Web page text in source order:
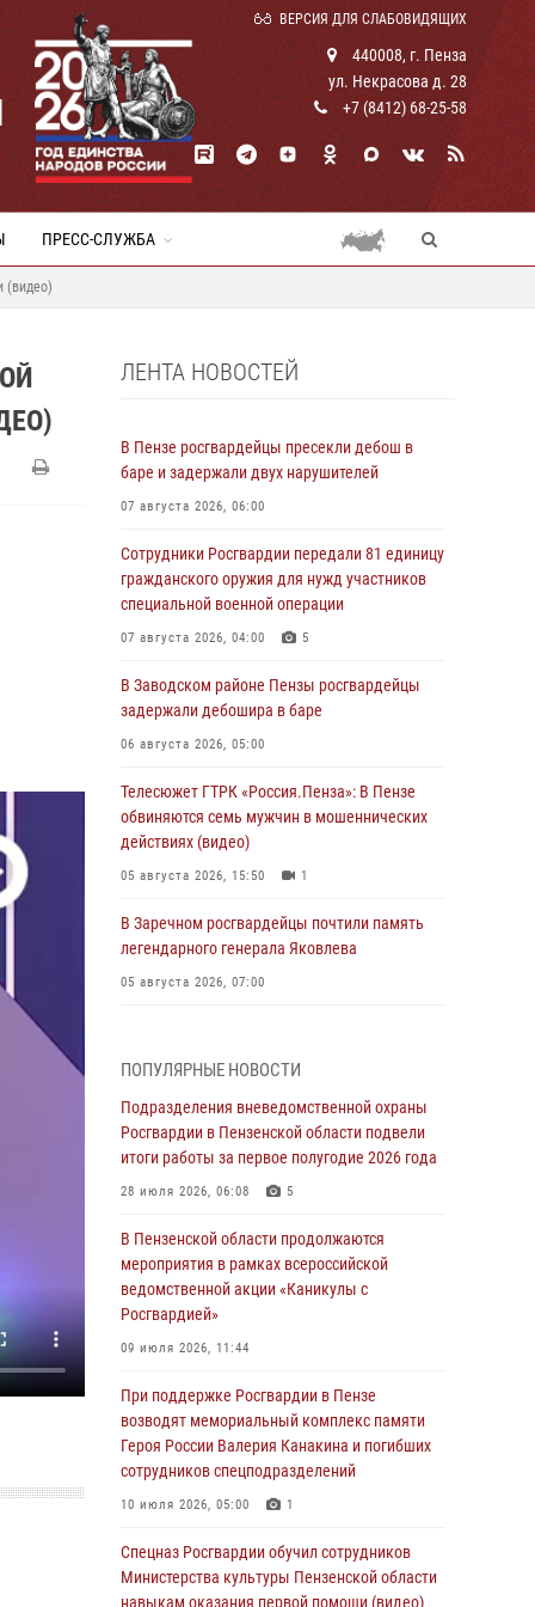
ВЕРСИЯ ДЛЯ СЛАБОВИДЯЩИХ
440008, г. Пенза
ул. Некрасова д. 28
+7 (8412) 68-25-58
ПРЕСС-СЛУЖБА
(видео)
ЛЕНТА НОВОСТЕЙ
В Пензе росгвардейцы пресекли дебош в
баре и задержали двух нарушителей
07 августа 2026, 06:00
Сотрудники Росгвардии передали 81 единицу
гражданского оружия для нужд участников
специальной военной операции
07 августа 2026, 04:00 5
В Заводском районе Пензы росгвардейцы
задержали дебошира в баре
06 августа 2026, 05:00
Телесюжет ГТРК «Россия.Пенза»: В Пензе
обвиняются семь мужчин в мошеннических
действиях (видео)
05 августа 2026, 15:50 1
В Заречном росгвардейцы почтили память
легендарного генерала Яковлева
05 августа 2026, 07:00
с вооружением и техникой Росгвардии
05 августа 2026, 06:15 6
В Пензе сотрудники Росгвардии оказали
помощь дезориентированному пенсионеру
В Пензе при силовой поддержке Росгвардии
пресечена деятельность ОПГ,
маскировавшейся под реабилитационный
центр (видео)
В Управлении Росгвардии по Пензенской
области подвели итоги работы за первое
полугодие 2026 года
04 августа 2026, 06:08
Росгвардия обеспечила безопасность
праздничных мероприятий в День ВДВ в
ПОПУЛЯРНЫЕ НОВОСТИ
Подразделения вневедомственной охраны
Росгвардии в Пензенской области подвели
итоги работы за первое полугодие 2026 года
28 июля 2026, 06:08 5
В Пензенской области продолжаются
мероприятия в рамках всероссийской
ведомственной акции «Каникулы с
Росгвардией»
09 июля 2026, 11:44
При поддержке Росгвардии в Пензе
возводят мемориальный комплекс памяти
Героя России Валерия Канакина и погибших
сотрудников спецподразделений
10 июля 2026, 05:00 1
Спецназ Росгвардии обучил сотрудников
Министерства культуры Пензенской области
навыкам оказания первой помощи (видео)